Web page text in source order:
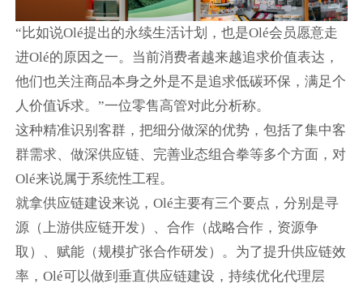
“比如说Olé提出的永续生活计划，也是Olé会员愿意走
进Olé的原因之一。当前消费者越来越追求价值表达，
他们也关注商品本身之外是不是追求低碳环保，满足个
人价值诉求。”一位零售高管对此分析称。
这种精准识别客群，把细分做深的优势，包括了集中客
群需求、做深供应链、完善业态组合拳等多个方面，对
Olé来说属于系统性工程。
就拿供应链建设来说，Olé主要有三个要点，分别是寻
源（上游供应链开发）、合作（战略合作，资源争
取）、赋能（规模扩张合作研发）。为了提升供应链效
率，Olé可以做到垂直供应链建设，持续优化代理层